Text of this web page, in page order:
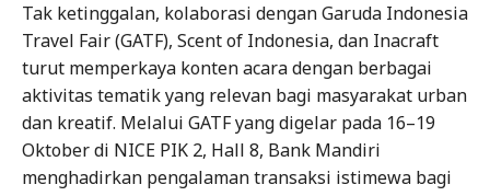
Tak ketinggalan, kolaborasi dengan Garuda Indonesia
Travel Fair (GATF), Scent of Indonesia, dan Inacraft
turut memperkaya konten acara dengan berbagai
aktivitas tematik yang relevan bagi masyarakat urban
dan kreatif. Melalui GATF yang digelar pada 16–19
Oktober di NICE PIK 2, Hall 8, Bank Mandiri
menghadirkan pengalaman transaksi istimewa bagi